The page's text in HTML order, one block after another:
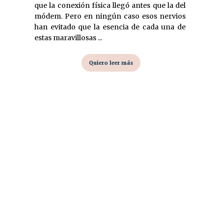
que la conexión física llegó antes que la del
módem. Pero en ningún caso esos nervios
han evitado que la esencia de cada una de
estas maravillosas ...
Quiero leer más